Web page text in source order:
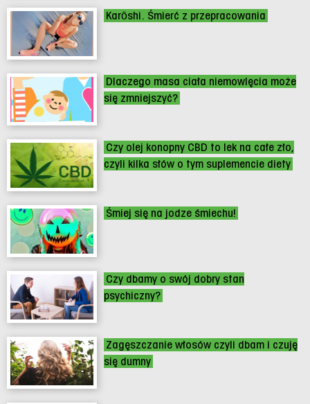
Karōshi. Śmierć z przepracowania
Dlaczego masa ciała niemowlęcia może
się zmniejszyć?
Czy olej konopny CBD to lek na całe zło,
czyli kilka słów o tym suplemencie diety
Śmiej się na jodze śmiechu!
Czy dbamy o swój dobry stan
psychiczny?
Zagęszczanie włosów czyli dbam i czuję
się dumny